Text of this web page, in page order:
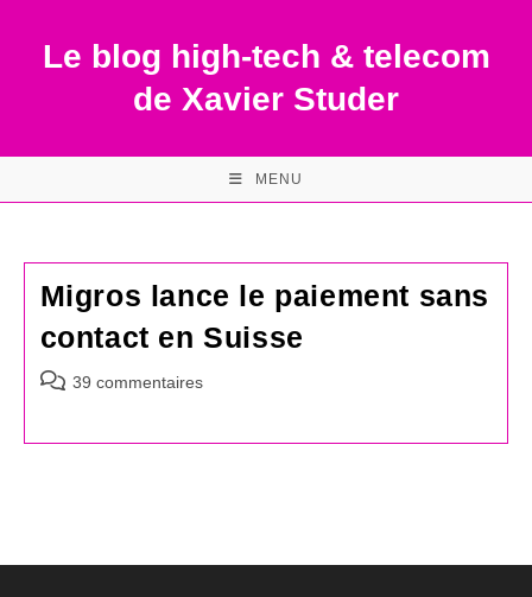
contentLe blog high-tech & telecom
de Xavier Studer
MENU
Migros lance le paiement sans
contact en Suisse
Commentaires
39 commentaires